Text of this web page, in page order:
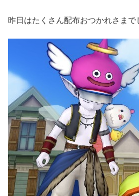
昨日はたくさん配布おつかれさまで